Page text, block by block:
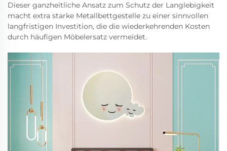
Dieser ganzheitliche Ansatz zum Schutz der Langlebigkeit
macht extra starke Metallbettgestelle zu einer sinnvollen
langfristigen Investition, die die wiederkehrenden Kosten
durch häufigen Möbelersatz vermeidet.